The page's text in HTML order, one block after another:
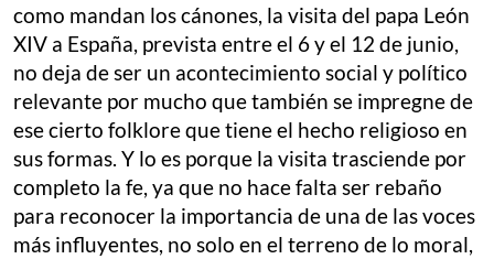
como mandan los cánones, la visita del papa León
XIV a España, prevista entre el 6 y el 12 de junio,
no deja de ser un acontecimiento social y político
relevante por mucho que también se impregne de
ese cierto folklore que tiene el hecho religioso en
sus formas. Y lo es porque la visita trasciende por
completo la fe, ya que no hace falta ser rebaño
para reconocer la importancia de una de las voces
más influyentes, no solo en el terreno de lo moral,